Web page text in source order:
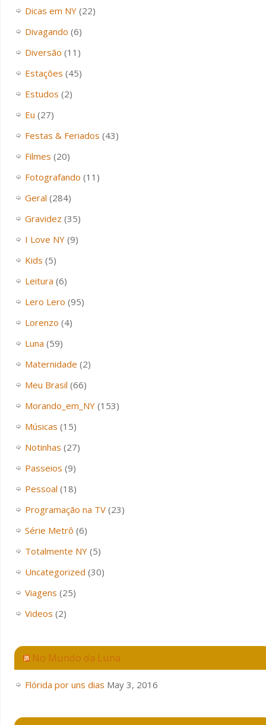
Dicas em NY(22)
Divagando (6)
Diversão (11)
Estações (45)
Estudos (2)
Eu (27)
Festas & Feriados (43)
Filmes (20)
Fotografando (11)
Geral (284)
Gravidez (35)
I Love NY(9)
Kids (5)
Leitura (6)
Lero Lero (95)
Lorenzo (4)
Luna (59)
Maternidade (2)
Meu Brasil (66)
Morando_em_NY(153)
Músicas (15)
Notinhas (27)
Passeios (9)
Pessoal (18)
Programação na TV(23)
Série Metrô (6)
Totalmente NY(5)
Uncategorized (30)
Viagens (25)
Videos (2)
No Mundo da Luna
Flórida por uns dias May 3, 2016